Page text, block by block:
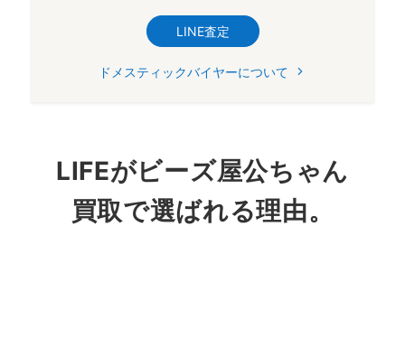
LINE査定
ドメスティックバイヤーについて
LIFEがビーズ屋公ちゃん
買取で選ばれる理由。